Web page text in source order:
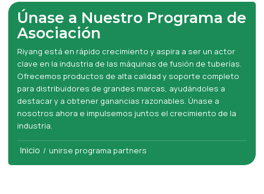
Únase a Nuestro Programa de
Asociación
Riyang está en rápido crecimiento y aspira a ser un actor
clave en la industria de las máquinas de fusión de tuberías.
Ofrecemos productos de alta calidad y soporte completo
para distribuidores de grandes marcas, ayudándoles a
destacar y a obtener ganancias razonables. Únase a
nosotros ahora e impulsemos juntos el crecimiento de la
industria.
Inicio / unirse programa partners